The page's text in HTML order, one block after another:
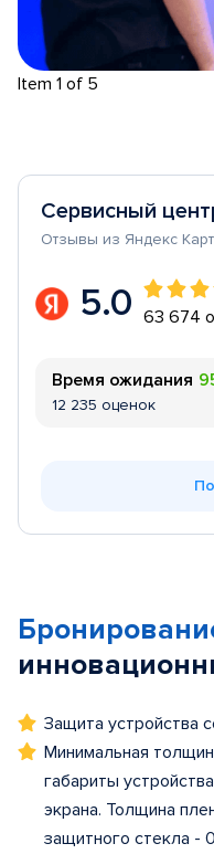
Item 1 of 5
Сервисный
Отзывы из Яндекс Карт
5.0 63 674
Время ожидания
12 235 оценок
Защита устройства
Минимальная
габариты
экрана. Толщина
защитного стекла -